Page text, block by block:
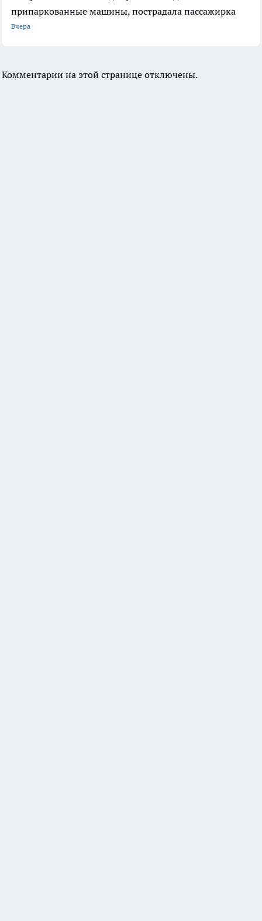
припаркованные машины, пострадала пассажирка
Вчера
Комментарии на этой странице отключены.